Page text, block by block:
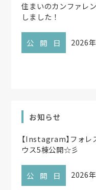
住まいのカンファレ
しました！
公開日 2026
お知らせ
【Instagram】フォレ
ウス5棟公開☆彡
公開日 2026